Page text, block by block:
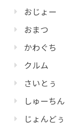
おじょー
おまつ
かわぐち
クルム
さいとぅ
しゅーちん
じょんどぅ